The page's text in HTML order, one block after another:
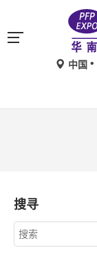
中国
搜寻